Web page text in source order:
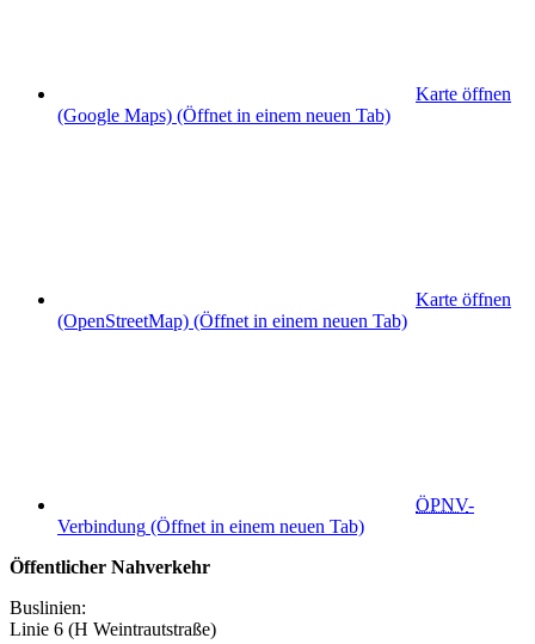
Karte öffnen
(Google Maps) (Öffnet in einem neuen Tab)
Karte öffnen
(OpenStreetMap) (Öffnet in einem neuen Tab)
ÖPNV-
Verbindung (Öffnet in einem neuen Tab)
Öffentlicher Nahverkehr
Buslinien:
Linie 6 (H Weintrautstraße)